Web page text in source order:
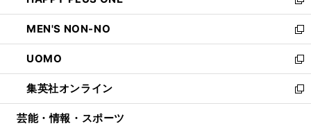
開
く
ウ
で
開
く
ン
ド
ウ
で
開
く
ウ
ィ
ン
ド
ウ
で
開
し
い
ウ
ィ
ン
ド
ウ
MEN'S NON-NO
新
し
い
ウ
ィ
ン
UOMO
新
し
い
ウ
集英社オンライン
新
し
芸能・情報・スポーツ